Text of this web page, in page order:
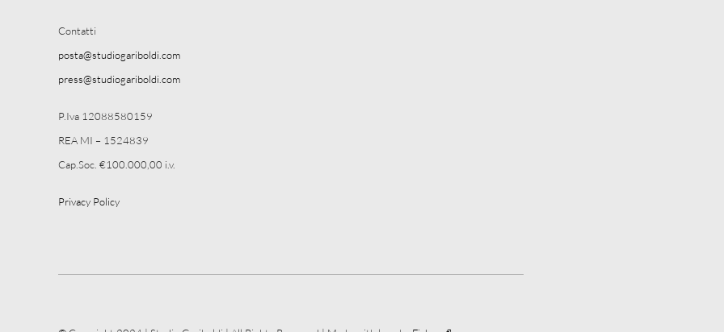
Contatti
posta@studiogariboldi.com
press@studiogariboldi.com
P.Iva 12088580159
REA MI – 1524839
Cap.Soc. €100.000,00 i.v.
Privacy Policy